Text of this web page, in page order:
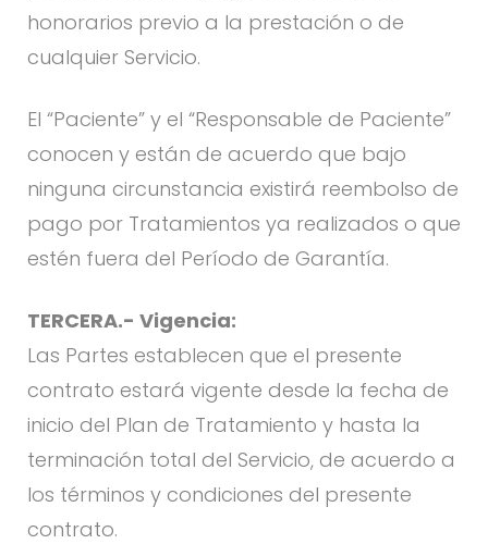
honorarios previo a la prestación o de
cualquier Servicio.
El “Paciente” y el “Responsable de Paciente”
conocen y están de acuerdo que bajo
ninguna circunstancia existirá reembolso de
pago por Tratamientos ya realizados o que
estén fuera del Período de Garantía.
TERCERA.- Vigencia:
Las Partes establecen que el presente
contrato estará vigente desde la fecha de
inicio del Plan de Tratamiento y hasta la
terminación total del Servicio, de acuerdo a
los términos y condiciones del presente
contrato.